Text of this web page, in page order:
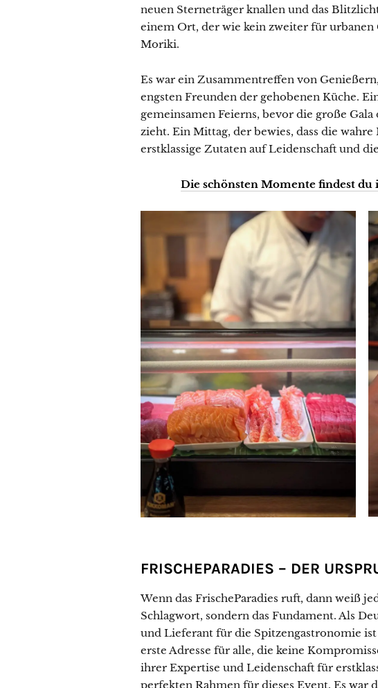
neuen Sterneträger knallen und das
einem Ort, der wie kein zweiter für urbanen
Moriki.
Es war ein Zusammentreffen von
engsten Freunden der gehobenen Küche.
gemeinsamen Feierns, bevor die große
zieht. Ein Mittag, der bewies, dass die
erstklassige Zutaten auf Leidenschaft und
Die schönsten Momente findest
FRISCHEPARADIES – DER
Wenn das FrischeParadies ruft, dann weiß
Schlagwort, sondern das Fundament. Als
und Lieferant für die Spitzengastronomie
erste Adresse für alle, die keine
ihrer Expertise und Leidenschaft für
perfekten Rahmen für dieses Event. Es war
Mit
ganz nah